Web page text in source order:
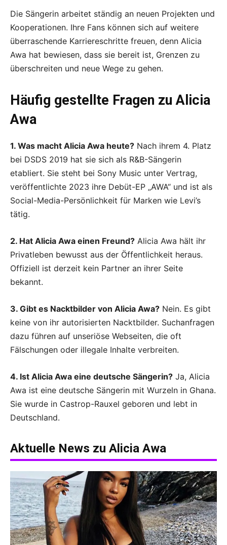
Die Sängerin arbeitet ständig an neuen Projekten und
Kooperationen. Ihre Fans können sich auf weitere
überraschende Karriereschritte freuen, denn Alicia
Awa hat bewiesen, dass sie bereit ist, Grenzen zu
überschreiten und neue Wege zu gehen.
Häufig gestellte Fragen zu Alicia
Awa
1. Was macht Alicia Awa heute? Nach ihrem 4. Platz
bei DSDS 2019 hat sie sich als R&B-Sängerin
etabliert. Sie steht bei Sony Music unter Vertrag,
veröffentlichte 2023 ihre Debüt-EP „AWA“ und ist als
Social-Media-Persönlichkeit für Marken wie Levi’s
tätig.
2. Hat Alicia Awa einen Freund? Alicia Awa hält ihr
Privatleben bewusst aus der Öffentlichkeit heraus.
Offiziell ist derzeit kein Partner an ihrer Seite
bekannt.
3. Gibt es Nacktbilder von Alicia Awa? Nein. Es gibt
keine von ihr autorisierten Nacktbilder. Suchanfragen
dazu führen auf unseriöse Webseiten, die oft
Fälschungen oder illegale Inhalte verbreiten.
4. Ist Alicia Awa eine deutsche Sängerin? Ja, Alicia
Awa ist eine deutsche Sängerin mit Wurzeln in Ghana.
Sie wurde in Castrop-Rauxel geboren und lebt in
Deutschland.
Aktuelle News zu Alicia Awa